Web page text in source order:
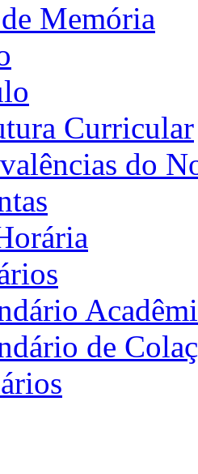
Memória
Curricular
do
de